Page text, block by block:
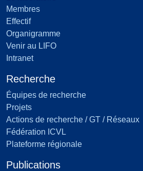
Membres
Effectif
Organigramme
Venir au LIFO
Intranet
Recherche
Équipes de recherche
Projets
Actions de recherche / GT / Réseaux
Fédération ICVL
Plateforme régionale
Publications